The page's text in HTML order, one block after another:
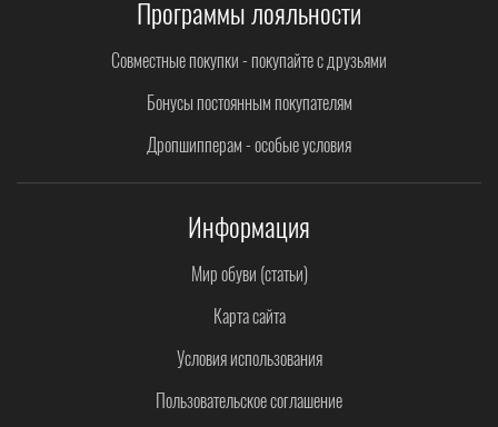
Программы лояльности
Совместные покупки - покупайте с друзьями
Бонусы постоянным покупателям
Дропшипперам - особые условия
Информация
Мир обуви (статьи)
Карта сайта
Условия использования
Пользовательское соглашение